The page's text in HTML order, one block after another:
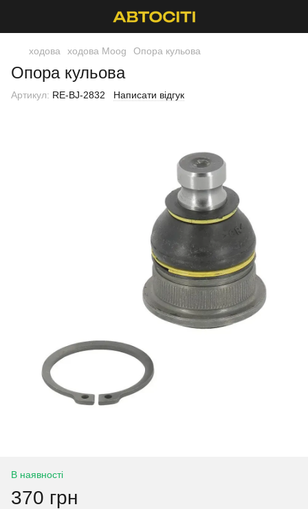
ходова ходова Moog Опора кульова
Опора кульова
Артикул: RE-BJ-2832 Написати відгук
В наявності
370 грн